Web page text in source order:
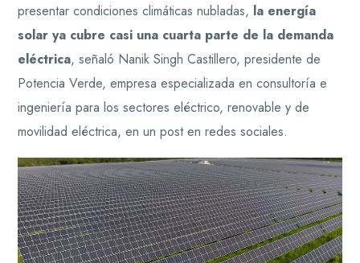
presentar condiciones climáticas nubladas, la energía
solar ya cubre casi una cuarta parte de la demanda
eléctrica, señaló Nanik Singh Castillero, presidente de
Potencia Verde, empresa especializada en consultoría e
ingeniería para los sectores eléctrico, renovable y de
movilidad eléctrica, en un post en redes sociales.